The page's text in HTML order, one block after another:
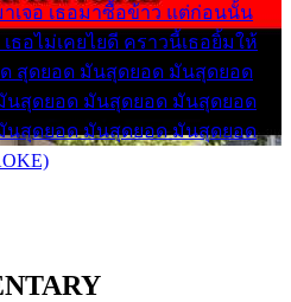
เจอ เธอมาซื้อข้าว แต่ก่อนนั้น
เธอไม่เคยไยดี คราวนี้เธอยิ้มให้
สุดยอด มันสุดยอด มันสุดยอด
สุดยอด มันสุดยอด มันสุดยอด
สุดยอด มันสุดยอด มันสุดยอด